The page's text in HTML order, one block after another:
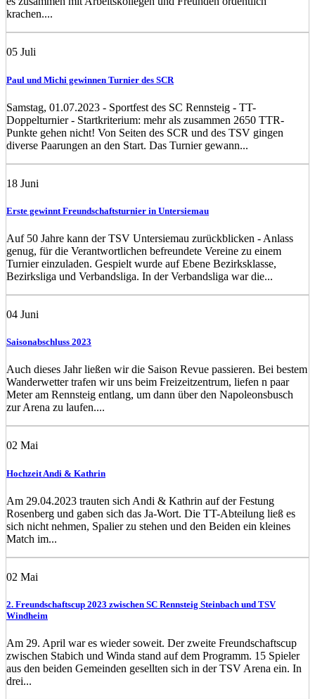
krachen....
05 Juli
Paul und Michi gewinnen Turnier des SCR
Samstag, 01.07.2023 - Sportfest des SC Rennsteig - TT-
Doppelturnier - Startkriterium: mehr als zusammen 2650 TTR-
Punkte gehen nicht! Von Seiten des SCR und des TSV gingen
diverse Paarungen an den Start. Das Turnier gewann...
18 Juni
Erste gewinnt Freundschaftsturnier in Untersiemau
Auf 50 Jahre kann der TSV Untersiemau zurückblicken - Anlass
genug, für die Verantwortlichen befreundete Vereine zu einem
Turnier einzuladen. Gespielt wurde auf Ebene Bezirksklasse,
Bezirksliga und Verbandsliga. In der Verbandsliga war die...
04 Juni
Saisonabschluss 2023
Auch dieses Jahr ließen wir die Saison Revue passieren. Bei bestem
Wanderwetter trafen wir uns beim Freizeitzentrum, liefen n paar
Meter am Rennsteig entlang, um dann über den Napoleonsbusch
zur Arena zu laufen....
02 Mai
Hochzeit Andi & Kathrin
Am 29.04.2023 trauten sich Andi & Kathrin auf der Festung
Rosenberg und gaben sich das Ja-Wort. Die TT-Abteilung ließ es
sich nicht nehmen, Spalier zu stehen und den Beiden ein kleines
Match im...
02 Mai
2. Freundschaftscup 2023 zwischen SC Rennsteig Steinbach und TSV
Windheim
Am 29. April war es wieder soweit. Der zweite Freundschaftscup
zwischen Stabich und Winda stand auf dem Programm. 15 Spieler
aus den beiden Gemeinden gesellten sich in der TSV Arena ein. In
drei...